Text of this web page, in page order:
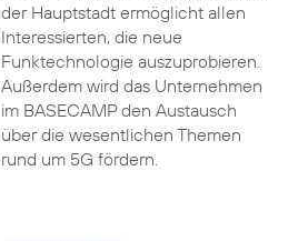
der Hauptstadt ermöglicht allen
Interessierten, die neue
Funktechnologie auszuprobieren.
Außerdem wird das Unternehmen
im BASECAMP den Austausch
über die wesentlichen Themen
rund um 5G fördern.